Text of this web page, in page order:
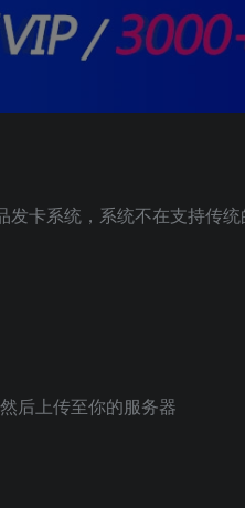
卡系统，系统不在支持传
后上传至你的服务器